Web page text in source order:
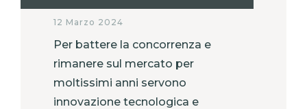
12 Marzo 2024
Per battere la concorrenza e
rimanere sul mercato per
moltissimi anni servono
innovazione tecnologica e